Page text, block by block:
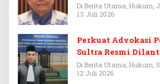
Febrie Adriansyah
Di Berita Utama, Hukum,
13 Juli 2026
Perkuat Advokasi
Sultra Resmi
PERADI
Di Berita Utama, Hukum,
12 Juli 2026